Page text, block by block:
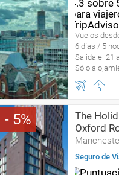
Vuelos
6 días / 5
Salida el 21
Sólo
5
The
Oxford
Seguro de